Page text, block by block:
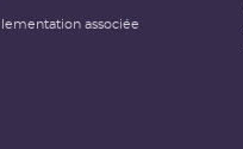
associée